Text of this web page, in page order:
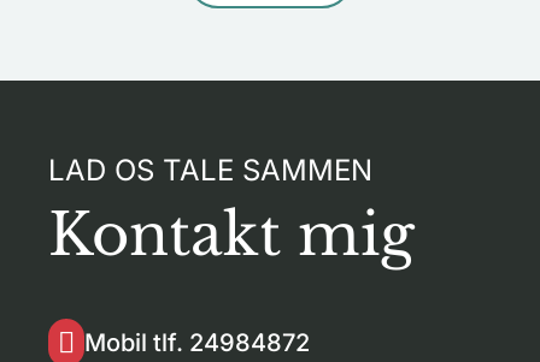
LAD OS TALE SAMMEN
Kontakt mig
 Mobil tlf. 24984872